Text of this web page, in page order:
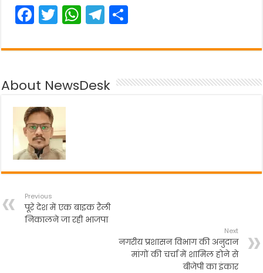
F
a
c
b
o
o
k
T
w
itt
W
h
a
A
T
el
e
a
ar
About NewsDesk
Previous
पूरे देश में एक बाइक रैली
निकालने जा रही भाजपा
Next
नगरीय प्रशासन विभाग की अनुदान
मांगों की चर्चा में शामिल होने से
बीजेपी का इंकार